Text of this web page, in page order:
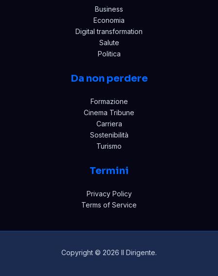
Business
Economia
Digital transformation
Salute
Politica
Da non perdere
Formazione
Cinema Tribune
Carriera
Sostenibilità
Turismo
Termini
Privacy Policy
Terms of Service
Copyright © 2026 Il Dirigente.